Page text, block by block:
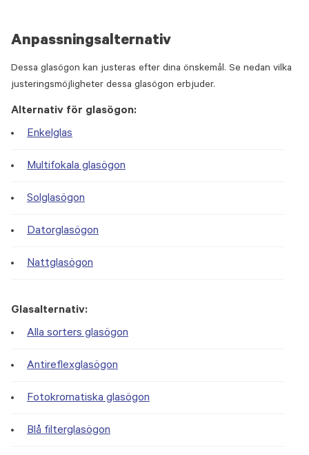
Anpassningsalternativ
Dessa glasögon kan justeras efter dina önskemål. Se nedan vilka
justeringsmöjligheter dessa glasögon erbjuder.
Alternativ för glasögon:
Enkelglas
Multifokala glasögon
Solglasögon
Datorglasögon
Nattglasögon
Glasalternativ:
Alla sorters glasögon
Antireflexglasögon
Fotokromatiska glasögon
Blå filterglasögon